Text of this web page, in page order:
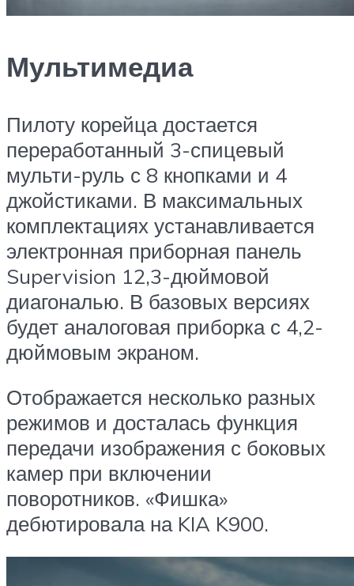
Мультимедиа
Пилоту корейца достается
переработанный 3-спицевый
мульти-руль с 8 кнопками и 4
джойстиками. В максимальных
комплектациях устанавливается
электронная приборная панель
Supervision 12,3-дюймовой
диагональю. В базовых версиях
будет аналоговая приборка с 4,2-
дюймовым экраном.
Отображается несколько разных
режимов и досталась функция
передачи изображения с боковых
камер при включении
поворотников. «Фишка»
дебютировала на KIA K900.